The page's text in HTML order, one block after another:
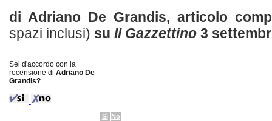
di Adriano De Grandis, articolo
spazi inclusi) su Il Gazzettino3
Sei d'accordo con la
recensione di Adriano De
Grandis?
Sì No